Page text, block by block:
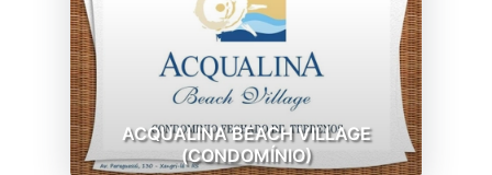
ACQUALINA BEACH VILLAGE
(CONDOMÍNIO)